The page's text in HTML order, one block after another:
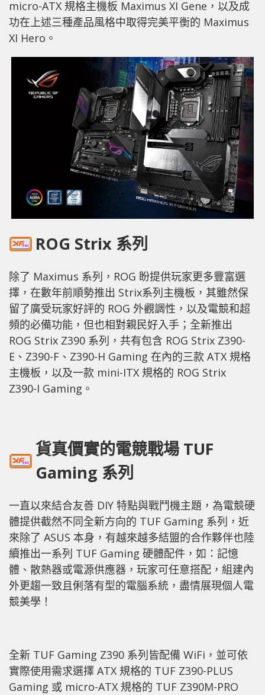
micro-ATX 規格主機板 Maximus XI Gene，以及成
功在上述三種產品風格中取得完美平衡的 Maximus
XI Hero。
ROG Strix 系列
除了 Maximus 系列，ROG 盼提供玩家更多豐富選
擇，在數年前順勢推出 Strix系列主機板，其雖然保
留了廣受玩家好評的 ROG 外觀調性，以及電競和超
頻的必備功能，但也相對親民好入手；全新推出
ROG Strix Z390 系列，共有包含 ROG Strix Z390-
E、Z390-F、Z390-H Gaming 在內的三款 ATX 規格
主機板，以及一款 mini-ITX 規格的 ROG Strix
Z390-I Gaming。
貨真價實的電競戰場 TUF
Gaming 系列
一直以來結合友善 DIY 特點與戰鬥機主題，為電競硬
體提供截然不同全新方向的 TUF Gaming 系列，近
來除了 ASUS 本身，有越來越多結盟的合作夥伴也陸
續推出一系列 TUF Gaming 硬體配件，如：記憶
體、散熱器或電源供應器，玩家可任意搭配，組建內
外更趨一致且俐落有型的電腦系統，盡情展現個人電
競美學！
全新 TUF Gaming Z390 系列皆配備 WiFi，並可依
實際使用需求選擇 ATX 規格的 TUF Z390-PLUS
Gaming 或 micro-ATX 規格的 TUF Z390M-PRO